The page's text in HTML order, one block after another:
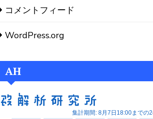
コメントフィード
WordPress.org
AH